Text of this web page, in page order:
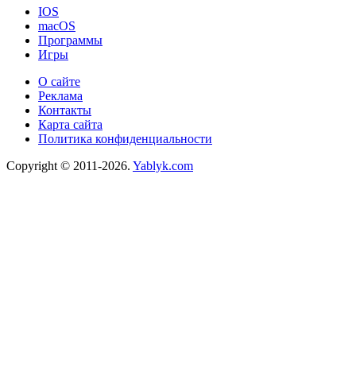
IOS
macOS
Программы
Игры
О сайте
Реклама
Контакты
Карта сайта
Политика конфиденциальности
Copyright © 2011-2026. Yablyk.сom